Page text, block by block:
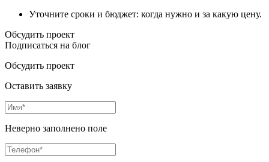
Уточните сроки и бюджет: когда нужно и за какую цену.
Обсудить проект
Подписаться на блог
Обсудить проект
Оставить заявку
Неверно заполнено поле